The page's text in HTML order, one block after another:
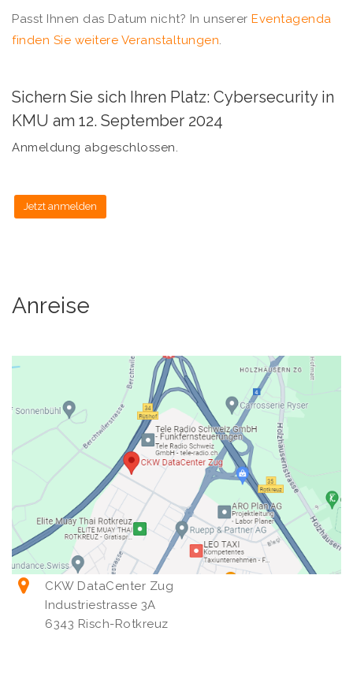
Passt Ihnen das Datum nicht? In unserer Eventagenda
finden Sie weitere Veranstaltungen.
Sichern Sie sich Ihren Platz: Cybersecurity in
KMU am 12. September 2024
Anmeldung abgeschlossen.
Anreise
CKW DataCenter Zug
Industriestrasse 3A
6343 Risch-Rotkreuz